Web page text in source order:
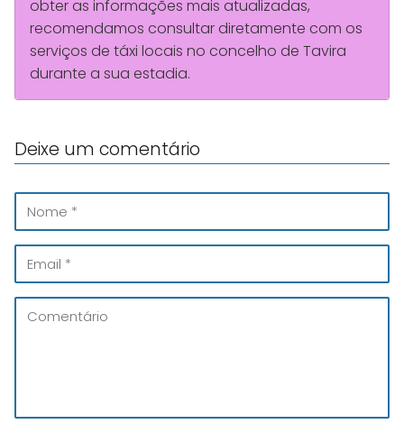
obter as informações mais atualizadas,
recomendamos consultar diretamente com os
serviços de táxi locais no concelho de Tavira
durante a sua estadia.
Deixe um comentário